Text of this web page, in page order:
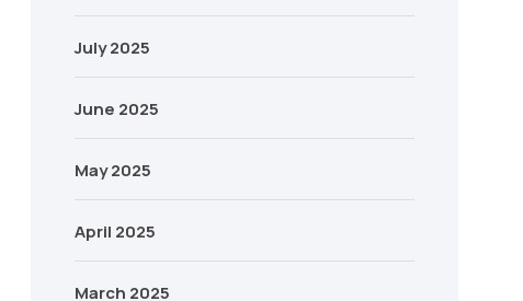
July 2025
June 2025
May 2025
April 2025
March 2025